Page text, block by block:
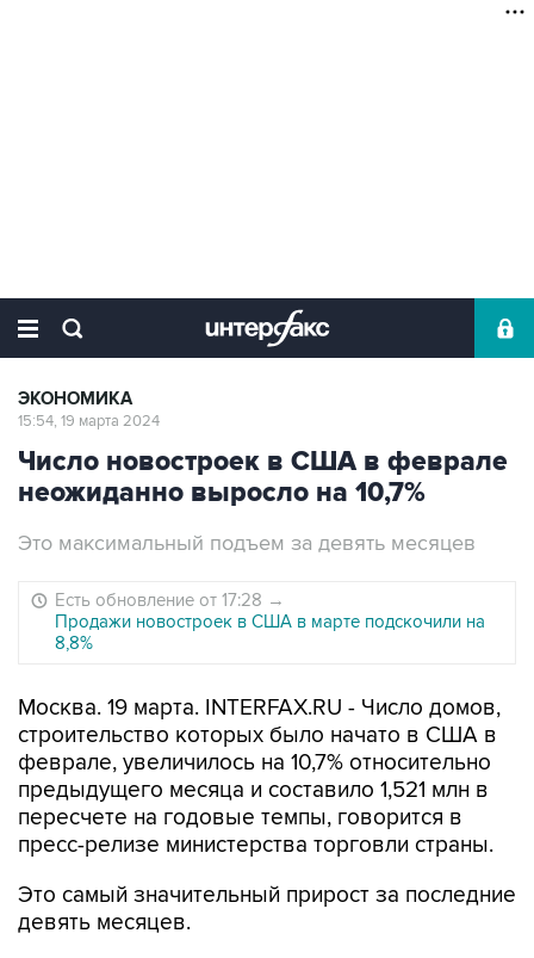
ЭКОНОМИКА
15:54, 19 марта 2024
Число новостроек в США в феврале
неожиданно выросло на 10,7%
Это максимальный подъем за девять месяцев
Есть обновление от 17:28 →
Продажи новостроек в США в марте подскочили на
8,8%
Москва. 19 марта. INTERFAX.RU - Число домов,
строительство которых было начато в США в
феврале, увеличилось на 10,7% относительно
предыдущего месяца и составило 1,521 млн в
пересчете на годовые темпы, говорится в
пресс-релизе министерства торговли страны.
Это самый значительный прирост за последние
девять месяцев.